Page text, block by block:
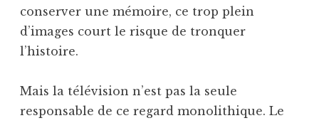
conserver une mémoire, ce trop plein
d’images court le risque de tronquer
l’histoire.
Mais la télévision n’est pas la seule
responsable de ce regard monolithique. Le